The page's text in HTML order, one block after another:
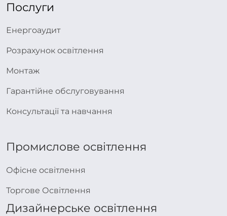
Послуги
Енергоаудит
Розрахунок освітлення
Монтаж
Гарантійне обслуговування
Консультації та навчання
Промислове освітлення
Офісне освітлення
Торгове Освітлення
Дизайнерське освітлення